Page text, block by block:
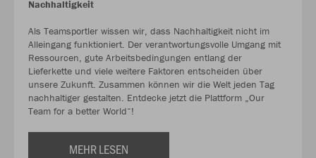
Nachhaltigkeit
Als Teamsportler wissen wir, dass Nachhaltigkeit nicht im
Alleingang funktioniert. Der verantwortungsvolle Umgang mit
Ressourcen, gute Arbeitsbedingungen entlang der
Lieferkette und viele weitere Faktoren entscheiden über
unsere Zukunft. Zusammen können wir die Welt jeden Tag
nachhaltiger gestalten. Entdecke jetzt die Plattform „Our
Team for a better World“!
MEHR LESEN